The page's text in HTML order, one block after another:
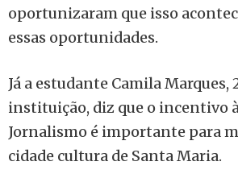
oportunizaram que isso
essas oportunidades.
Já a estudante Camila
instituição, diz que o incentivo
Jornalismo é importante para
cidade cultura de Santa Maria.